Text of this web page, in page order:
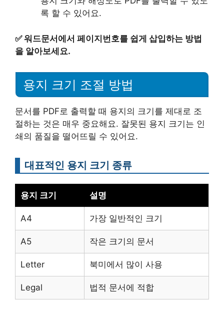
록 할 수 있어요.
✅워드문서에서 페이지번호를 쉽게 삽입하는 방법
을 알아보세요.
용지 크기 조절 방법
문서를 PDF로 출력할 때 용지의 크기를 제대로 조
절하는 것은 매우 중요해요. 잘못된 용지 크기는 인
쇄의 품질을 떨어뜨릴 수 있어요.
대표적인 용지 크기 종류
용지 크기 설명
A4 가장 일반적인 크기
A5 작은 크기의 문서
Letter 북미에서 많이 사용
Legal 법적 문서에 적합